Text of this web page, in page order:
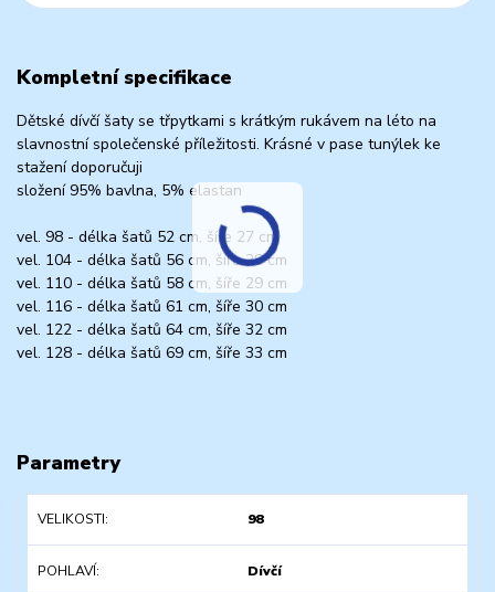
Kompletní specifikace
Dětské dívčí šaty se třpytkami s krátkým rukávem na léto na
slavnostní společenské příležitosti. Krásné v pase tunýlek ke
stažení doporučuji
složení 95% bavlna, 5% elastan
vel. 98 - délka šatů 52 cm, šíře 27 cm
vel. 104 - délka šatů 56 cm, šíře 28 cm
vel. 110 - délka šatů 58 cm, šíře 29 cm
vel. 116 - délka šatů 61 cm, šíře 30 cm
vel. 122 - délka šatů 64 cm, šíře 32 cm
vel. 128 - délka šatů 69 cm, šíře 33 cm
Parametry
VELIKOSTI 98
POHLAVÍ Dívčí